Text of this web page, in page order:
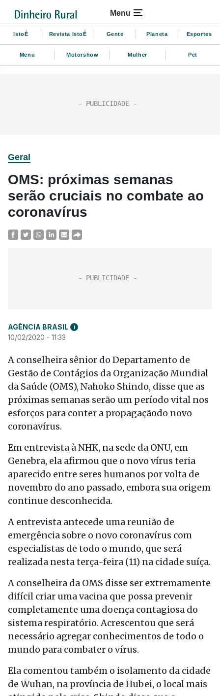
Menu
IstoÉ Revista IstoÉ Gente Planeta Esportes
Menu Motorshow Mulher Pet
Geral
OMS: próximas semanas
serão cruciais no combate ao
coronavírus
AGÊNCIA BRASIL i
10/02/2020 - 11:33
A conselheira sênior do Departamento de
Gestão de Contágios da Organização Mundial
da Saúde (OMS), Nahoko Shindo, disse que as
próximas semanas serão um período vital nos
esforços para conter a propagaçãodo novo
coronavírus.
Em entrevista à NHK, na sede da ONU, em
Genebra, ela afirmou que o novo vírus teria
aparecido entre seres humanos por volta de
novembro do ano passado, embora sua origem
continue desconhecida.
A entrevista antecede uma reunião de
emergência sobre o novo coronavírus com
especialistas de todo o mundo, que será
realizada nesta terça-feira (11) na cidade suíça.
A conselheira da OMS disse ser extremamente
difícil criar uma vacina que possa prevenir
completamente uma doença contagiosa do
sistema respiratório. Acrescentou que será
necessário agregar conhecimentos de todo o
mundo para combater o vírus.
Ela comentou também o isolamento da cidade
de Wuhan, na província de Hubei, o local mais